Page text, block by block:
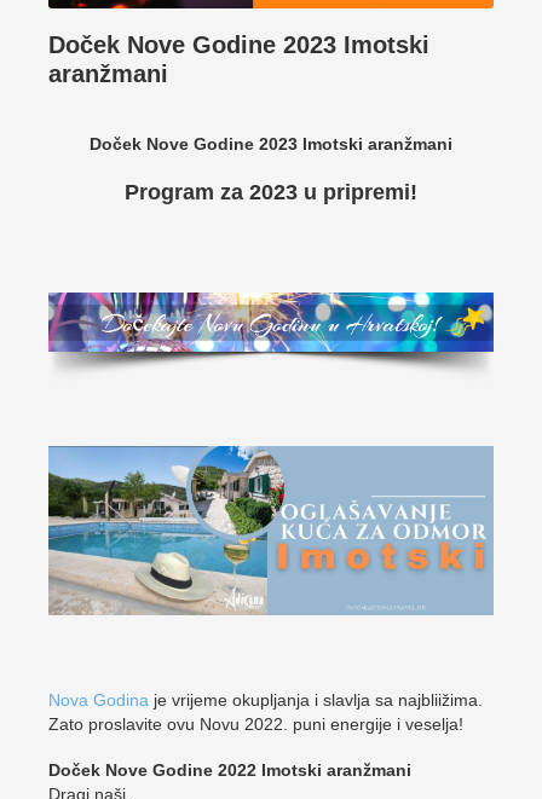
Doček Nove Godine 2023 Imotski
aranžmani
Doček Nove Godine 2023 Imotski aranžmani
Program za 2023 u pripremi!
Nova Godina je vrijeme okupljanja i slavlja sa najbliižima.
Zato proslavite ovu Novu 2022. puni energije i veselja!
Doček Nove Godine 2022 Imotski aranžmani
Dragi naši,